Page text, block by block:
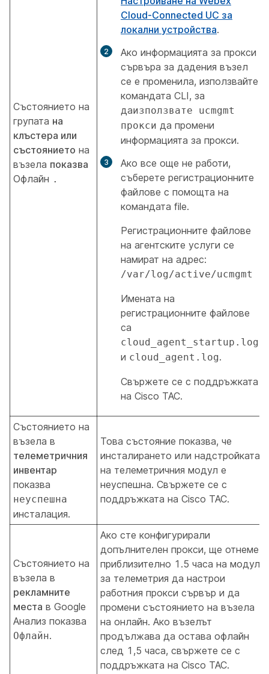
Състоянието на
групата на
клъстера или
състоянието на
възела показва
Офлайн .
Cloud-Connected UC за
локални устройства.
Ако информацията за прокси
сървъра за дадения възел
се е променила, използвайте
командата CLI, за
даизползвате ucmgmt
прокси да промени
информацията за прокси.
Ако все още не работи,
съберете регистрационните
файлове с помощта на
командата file.
Регистрационните файлове
на агентските услуги се
намират на адрес:
/var/log/active/ucmgmt
Имената на
регистрационните файлове
са
cloud_agent_startup.log
и cloud_agent.log.
Свържете се с поддръжката
на Cisco TAC.
Състоянието на
възела в
телеметричния
инвентар
показва
неуспешна
инсталация.
Това състояние показва, че
инсталирането или надстройката
на телеметричния модул е
неуспешна. Свържете се с
поддръжката на Cisco TAC.
Състоянието на
възела в
рекламните
места в Google
Анализ показва
Офлайн.
Ако сте конфигурирали
допълнителен прокси, ще отнеме
приблизително 1.5 часа на модула
за телеметрия да настрои
работния прокси сървър и да
промени състоянието на възела
на онлайн. Ако възелът
продължава да остава офлайн
след 1,5 часа, свържете се с
поддръжката на Cisco TAC.